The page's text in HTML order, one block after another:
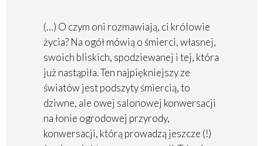
(…) O czym oni rozmawiają, ci królowie
życia? Na ogół mówią o śmierci, własnej,
swoich bliskich, spodziewanej i tej, która
już nastąpiła. Ten najpiękniejszy ze
światów jest podszyty śmiercią, to
dziwne, ale owej salonowej konwersacji
na łonie ogrodowej przyrody,
konwersacji, którą prowadzą jeszcze (!)